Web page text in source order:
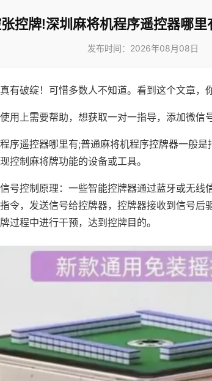
控牌!深圳麻将机程序遥控器哪
发布时间：2026年08月08日
有破绽！可惜多数人不知道。看到这个文章，
用上需要帮助，想获取一对一指导，添加微信
序遥控器哪里有;普通麻将机程序控牌器一般
控制麻将牌功能的设备或工具。
号控制原理：一些智能控牌器通过蓝牙或无线
令，发送信号给控牌器，控牌器接收到信号后
过程中进行干预，达到控牌目的。